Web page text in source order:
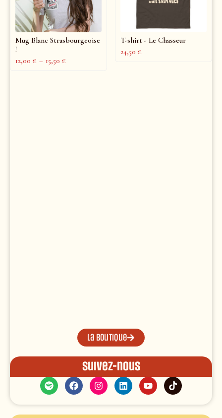
Mug Blanc Strasbourgeoise
!
12,00 € – 15,50 €
T-shirt - Le Chasseur
24,50 €
La boutique
Suivez-nous